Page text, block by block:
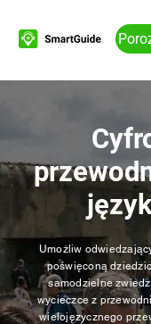
Umożliw
poświęconą
samodzielne
wycieczce z
wielojęzycznego